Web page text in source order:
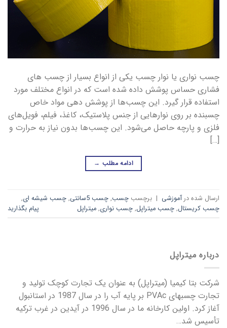
چسب نواری یا نوار چسب یکی از انواع بسیار از چسب های
فشاری حساس پوشش داده شده‌‌ است که در انواع مختلف مورد
استفاده قرار گیرد. این چسب‌ها از پوشش دهی مواد خاص
چسبنده بر روی نوارهایی از جنس پلاستیک، کاغذ، فیلم، فویل‌های
فلزی و پارچه حاصل می‌شود. این چسب‌ها بدون نیاز به حرارت و
[…]
ادامه مطلب →
ارسال شده درآموزشی | برچسب چسب, چسب 5سانتی , چسب شیشه ای,
چسب کریستال, چسب میتراپل, چسب نواری, میتراپل پیام بگذارید
درباره میتراپل
شرکت بتا کیمیا (میتراپل) به عنوان یک تجارت کوچک تولید و
تجارت چسبهای PVAc بر پایه آب را در سال 1987 در استانبول
آغاز کرد. اولین کارخانه ما در سال 1996 در آیدین در غرب ترکیه
تأسیس شد…